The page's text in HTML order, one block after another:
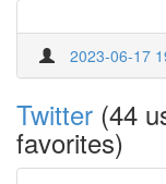
2023-06-17
Twitter (44
favorites)